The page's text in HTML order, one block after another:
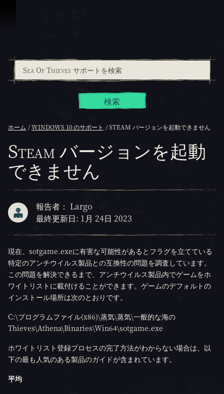
検索
ホーム WINDOWS 10 のサポート STEAM バージョンを起動できません
Steam バージョンを起動
できません
報告者： Largo
最終更新日: 1月 24日 2023
現在、sotgame.exeに有害な可能性があるとフラグを立てている
特定のアンチウイルス製品との互換性の問題を調査しています。
この問題を解決できるまで、アンチウイルス製品内でゲームをホ
ワイトリストに載付けることができます。ゲームのデフォルトの
インストール場所は次のとおりです。
C:\プログラムファイル(x86)\蒸気\蒸気\一般的な海の
Thieves\Athena\Binaries\Win64\sotgame.exe
ホワイトリスト登録プロセスの完了方法がわからない場合は、以
下の最も人気のある製品のガイドが含まれています。
平均